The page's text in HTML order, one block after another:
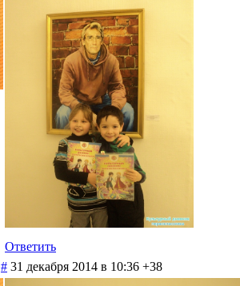
Ответить
# 31 декабря 2014 в 10:36 +38